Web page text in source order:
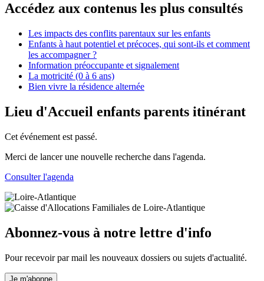
Accédez aux contenus les plus consultés
Les impacts des conflits parentaux sur les enfants
Enfants à haut potentiel et précoces, qui sont-ils et comment
les accompagner ?
Information préoccupante et signalement
La motricité (0 à 6 ans)
Bien vivre la résidence alternée
Lieu d'Accueil enfants parents itinérant
Cet événement est passé.
Merci de lancer une nouvelle recherche dans l'agenda.
Consulter l'agenda
Abonnez-vous à notre lettre d'info
Pour recevoir par mail les nouveaux dossiers ou sujets d'actualité.
Je m'abonne